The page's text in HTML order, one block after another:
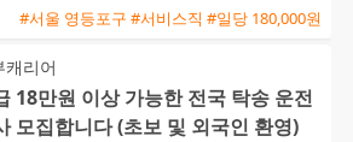
#서울 영등포구 #서비스직 #일당 180,000원
캐리어
18만원 이상 가능한 전국 탁송 운전
모집합니다 (초보 및 외국인 환영)